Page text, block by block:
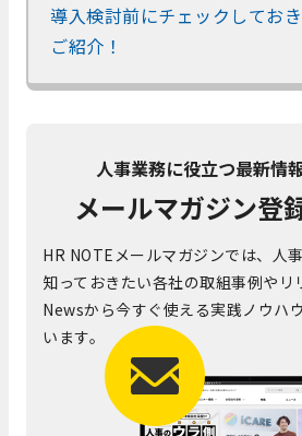
導入検討前にチェックしてお
ご紹介！
人事業務に役立つ最新情
メールマガジン登
HR NOTEメールマガジンでは、人
知っておきたい各社の取組事例やリ
Newsから今すぐ使える実践ノウハ
います。